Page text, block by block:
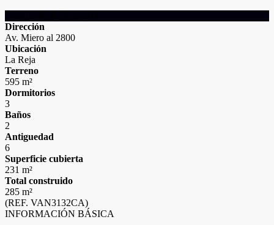
Dirección
Av. Miero al 2800
Ubicación
La Reja
Terreno
595 m²
Dormitorios
3
Baños
2
Antiguedad
6
Superficie cubierta
231 m²
Total construido
285 m²
(REF. VAN3132CA)
INFORMACIÓN BÁSICA